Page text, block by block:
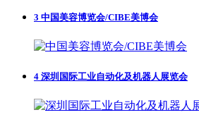
3 中国美容博览会/CIBE美博会
4 深圳国际工业自动化及机器人展览会